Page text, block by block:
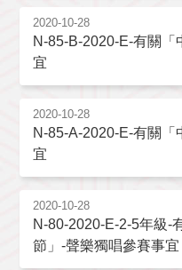
2020-10-28
N-85-B-2020-E-有關
宜
2020-10-28
N-85-A-2020-E-有關
宜
2020-10-28
N-80-2020-E-2-5年級-
節」-聲樂獨唱參賽事宜